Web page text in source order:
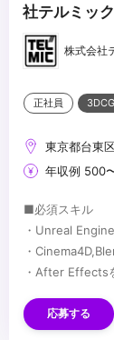
社テルミッ
株式会社
正社員
東京都台東
年収例 500
■必須スキル
・Unreal
・
・After Effects
・Davinci
・LEDビジョン
応募する